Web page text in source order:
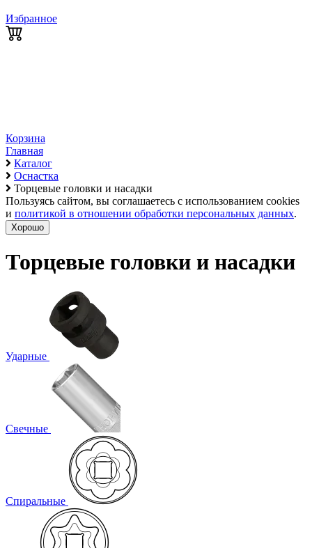
Избранное
Корзина
Главная
Каталог
Оснастка
Торцевые головки и насадки
Пользуясь сайтом, вы соглашаетесь с использованием cookies
и политикой в отношении обработки персональных данных.
Хорошо
Торцевые головки и насадки
Ударные
Свечные
Спиральные